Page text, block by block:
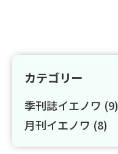
カテゴリー
季刊誌イエノワ (9)
月刊イエノワ (8)